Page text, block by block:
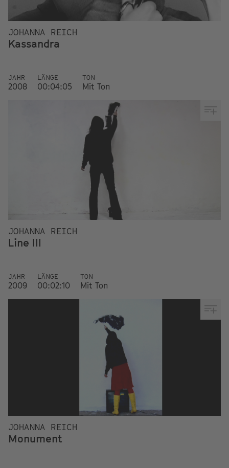
JOHANNA REICH
Kassandra
JAHR
2008
LÄNGE
00:04:05
TON
Mit Ton
JOHANNA REICH
Line III
JAHR
2009
LÄNGE
00:02:10
TON
Mit Ton
JOHANNA REICH
Monument